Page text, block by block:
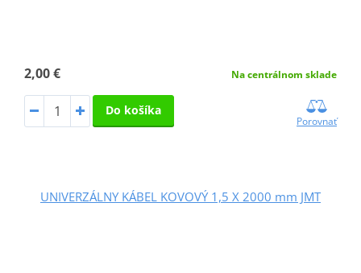
2,00 € Na centrálnom sklade
Do košíka
Porovnať
UNIVERZÁLNY KÁBEL KOVOVÝ 1,5 X 2000 mm JMT